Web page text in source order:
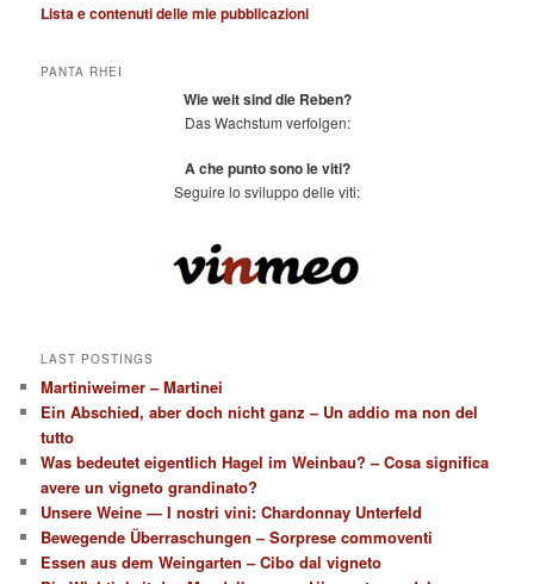
Lista e contenuti delle mie pubblicazioni
PANTA RHEI
Wie weit sind die Reben?
Das Wachstum verfolgen:
A che punto sono le viti?
Seguire lo sviluppo delle viti:
LAST POSTINGS
Martiniweimer – Martinei
Ein Abschied, aber doch nicht ganz – Un addio ma non del
tutto
Was bedeutet eigentlich Hagel im Weinbau? – Cosa significa
avere un vigneto grandinato?
Unsere Weine — I nostri vini: Chardonnay Unterfeld
Bewegende Überraschungen – Sorprese commoventi
Essen aus dem Weingarten – Cibo dal vigneto